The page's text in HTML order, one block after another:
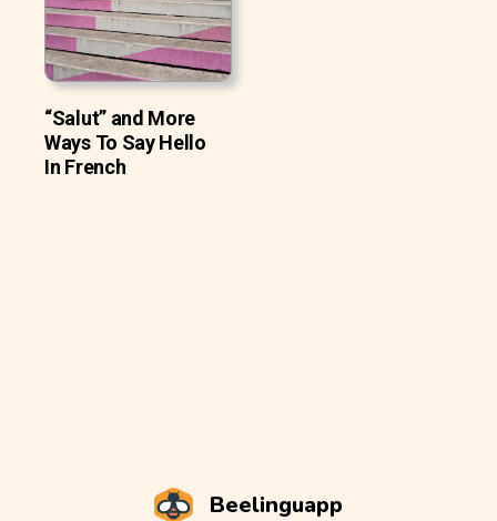
“Salut” and More
Ways To Say Hello
In French
Beelinguapp